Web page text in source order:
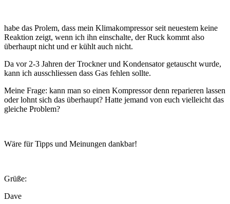
habe das Prolem, dass mein Klimakompressor seit neuestem keine
Reaktion zeigt, wenn ich ihn einschalte, der Ruck kommt also
überhaupt nicht und er kühlt auch nicht.
Da vor 2-3 Jahren der Trockner und Kondensator getauscht wurde,
kann ich ausschliessen dass Gas fehlen sollte.
Meine Frage: kann man so einen Kompressor denn reparieren lassen
oder lohnt sich das überhaupt? Hatte jemand von euch vielleicht das
gleiche Problem?
Wäre für Tipps und Meinungen dankbar!
Grüße:
Dave